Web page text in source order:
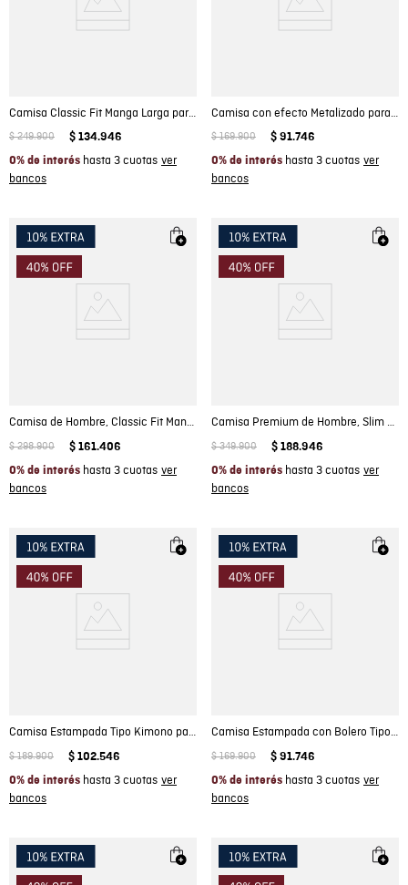
Camisa Classic Fit Manga Larga para Hombre
$ 249.900 $ 134.946
0% de interés hasta 3 cuotas
Camisa con efecto Metalizado para Mujer
$ 169.900 $ 91.746
0% de interés hasta 3 cuotas
Camisa de Hombre, Classic Fit Manga Larga - Denim Rayas
$ 298.900 $ 161.406
0% de interés hasta 3 cuotas
Camisa Premium de Hombre, Slim Fit Manga Larga - Tecnología Twill
$ 349.900 $ 188.946
0% de interés hasta 3 cuotas
Camisa Estampada Tipo Kimono para Mujer
$ 189.900 $ 102.546
0% de interés hasta 3 cuotas
Camisa Estampada con Bolero Tipo Peplum para Mujer
$ 169.900 $ 91.746
0% de interés hasta 3 cuotas